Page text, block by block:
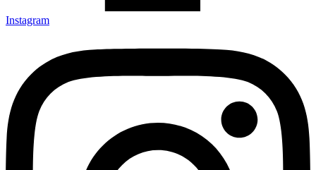
Instagram